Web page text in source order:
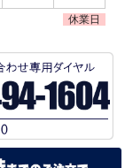
休業日